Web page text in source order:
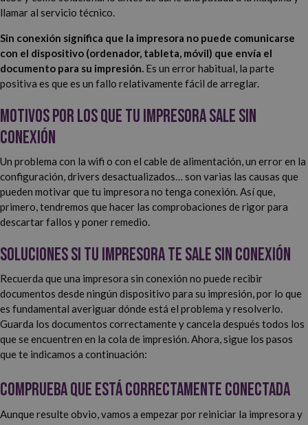
llamar al servicio técnico.
Sin conexión significa que la impresora no puede comunicarse
con el dispositivo (ordenador, tableta, móvil) que envía el
documento para su impresión. Es un error habitual, la parte
positiva es que es un fallo relativamente fácil de arreglar.
Motivos por los que tu impresora sale sin
conexión
Un problema con la wifi o con el cable de alimentación, un error en la
configuración, drivers desactualizados… son varias las causas que
pueden motivar que tu impresora no tenga conexión. Así que,
primero, tendremos que hacer las comprobaciones de rigor para
descartar fallos y poner remedio.
Soluciones si tu impresora te sale sin conexión
Recuerda que una impresora sin conexión no puede recibir
documentos desde ningún dispositivo para su impresión, por lo que
es fundamental averiguar dónde está el problema y resolverlo.
Guarda los documentos correctamente y cancela después todos los
que se encuentren en la cola de impresión. Ahora, sigue los pasos
que te indicamos a continuación:
Comprueba que está correctamente conectada
Aunque resulte obvio, vamos a empezar por reiniciar la impresora y